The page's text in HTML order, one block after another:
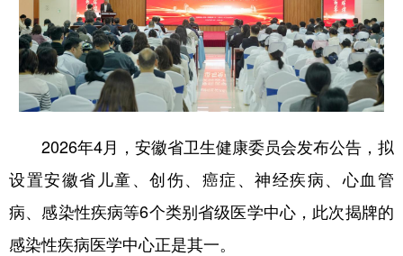
彩票 娱乐 时尚 悦读
公益 一带一路 亚太网 上市公司
文化产业
地方频道
北京 河北
2026年4月，安徽省卫生健康委员会发布公告，拟
设置安徽省儿童、创伤、癌症、神经疾病、心血管
病、感染性疾病等6个类别省级医学中心，此次揭牌的
感染性疾病医学中心正是其一。